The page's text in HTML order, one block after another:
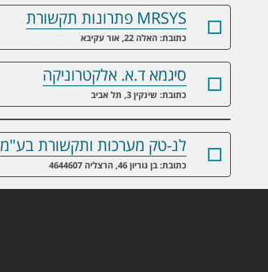
MRSYS פתרונות תקשורת
כתובת: האלה 22, אור עקיבא
סיגמא ד.א. אלקטרוניקה
כתובת: שינקין 3, תל אביב
לנ-טק מערכות ותקשורת בע"מ
כתובת: בן גוריון 46, הרצליה 4644607